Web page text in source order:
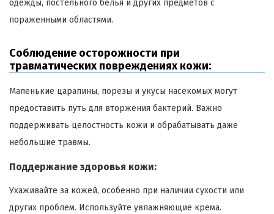
одежды, постельного белья и других предметов с
пораженными областями.
Соблюдение осторожности при
травматических повреждениях кожи:
Маленькие царапины, порезы и укусы насекомых могут
предоставить путь для вторжения бактерий. Важно
поддерживать целостность кожи и обрабатывать даже
небольшие травмы.
Поддержание здоровья кожи:
Ухаживайте за кожей, особенно при наличии сухости или
других проблем. Используйте увлажняющие крема.